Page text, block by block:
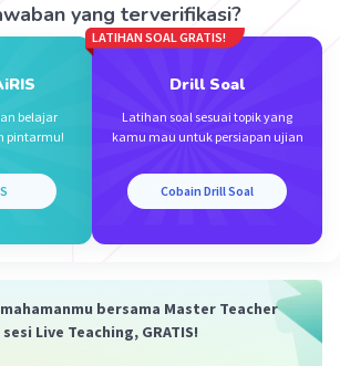
yang terverifikasi?
belajar
pintarmu!
LATIHAN SOAL GRATIS!
Drill Soal
Latihan soal sesuai topik yang
kamu mau untuk persiapan ujian
Cobain Drill Soal
bersama Master Teacher
Live Teaching, GRATIS!